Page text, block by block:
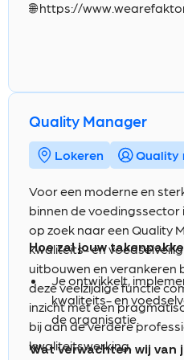
kwaliteitsdocumentatie
voedselveiligheid op
verankerd.
Je werkt samen met
cultuur van continue
Je onderhoudt
leveranciers en
aanspreekpunt voor
vraagstukken.
kwaliteitsstrategie van
Een stabiele
en
aangemoedigd.
🌐https://
Quality Manager
Lokeren Quality
Voor een moderne en
binnen de voedingssector
op zoek naar een Quality
kwaliteits- en
uitbouwen en verankeren
deze veelzijdige functie
inzicht met een
bij aan de verdere
kwaliteitswerking.
Hoe zal jouw
Je ontwikkelt,
kwaliteits- en
de organisatie.
Je optimaliseert het
Wat verwachten wij van